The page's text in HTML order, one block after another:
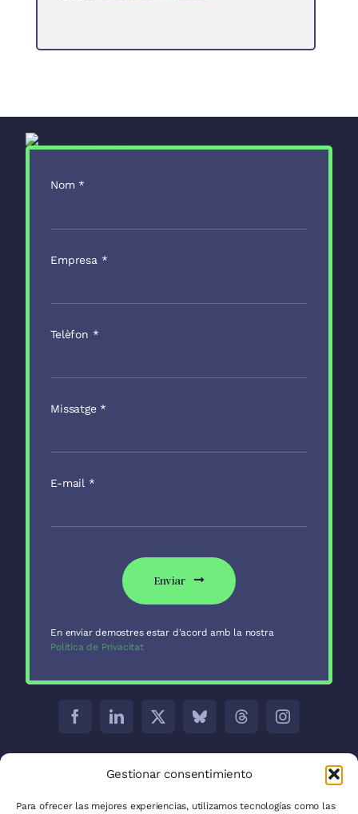
Gestionar consentimiento
Para ofrecer las mejores experiencias, utilizamos tecnologías como las
Nom *
Empresa *
Telèfon *
Missatge *
E-mail *
Enviar
En enviar demostres estar d'acord amb la nostra
Política de Privacitat
C/ Aribau 171 5-2